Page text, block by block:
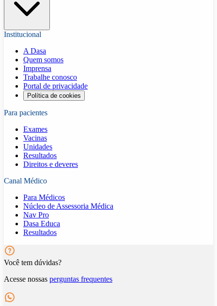
Institucional
A Dasa
Quem somos
Imprensa
Trabalhe conosco
Portal de privacidade
Política de cookies
Para pacientes
Exames
Vacinas
Unidades
Resultados
Direitos e deveres
Canal Médico
Para Médicos
Núcleo de Assessoria Médica
Nav Pro
Dasa Educa
Resultados
Você tem dúvidas?
Acesse nossas perguntas frequentes